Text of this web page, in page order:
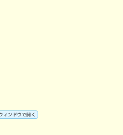
ィンドウで開く